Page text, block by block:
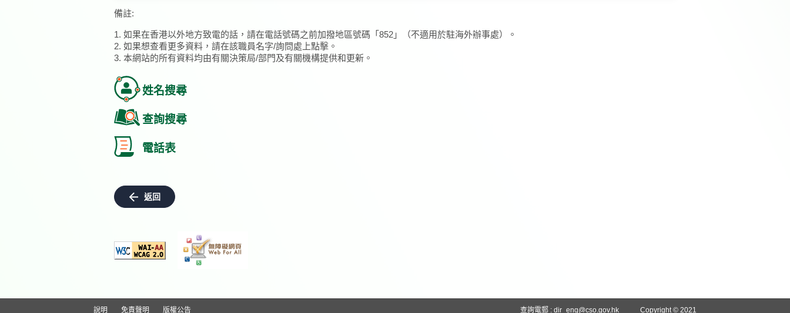
備註:
1. 如果在香港以外地方致電的話，請在電話號碼之前加撥地區號碼「852」（不適用於駐海外辦事處）。
2. 如果想查看更多資料，請在該職員名字/詢問處上點擊。
3. 本網站的所有資料均由有關決策局/部門及有關機構提供和更新。
姓名搜尋
查詢搜尋
電話表
返回
說明 免責聲明 版權公告 查詢電郵 : dir_enq@cso.gov.hk Copyright © 2021